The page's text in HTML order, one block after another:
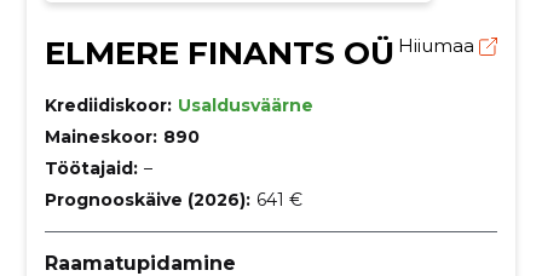
ELMERE FINANTS OÜ Hiiumaa
Krediidiskoor: Usaldusväärne
Maineskoor: 890
Töötajaid: –
Prognooskäive (2026): 641 €
Raamatupidamine